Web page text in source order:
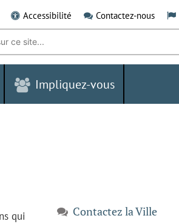
Accessibilité Contactez-nous
Impliquez-vous
qui
Contactez la Ville